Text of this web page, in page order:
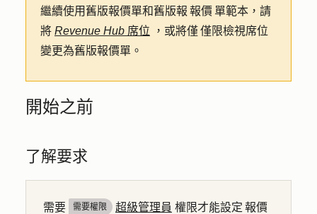
繼續使用舊版報價單和舊版報 報價 單範本，請
將 Revenue Hub 席位 ，或將僅 僅限檢視席位
變更為舊版報價單。
開始之前
了解要求
需要 需要權限 超級管理員 權限才能設定 報價